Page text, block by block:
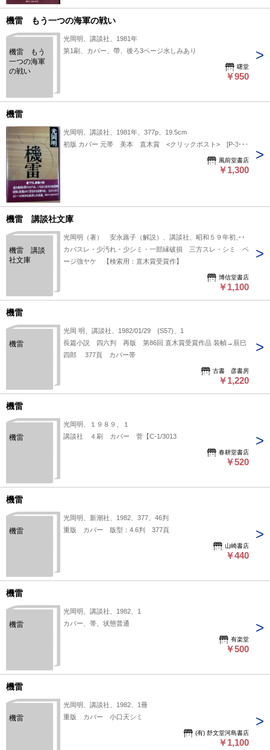
機雷 もう一つの海軍の戦い
機雷 もう
一つの海軍
の戦い
光岡明、講談社、1981年
第1刷、カバー、帶、後ろ3ページ水しみあり
曙堂
￥950
機雷
光岡明、講談社、1981年、377p、19.5cm
初版 カバー 元帯 美本 直木賞 <クリックポスト> [P-3]
風前堂書店
￥1,300
機雷 講談社文庫
機雷 講談
社文庫
光岡明（著） 安永蕗子（解説）、講談社、昭和５９年初、1
カバスレ・少汚れ・少シミ・一部縁破損 三方スレ・シミ ペ
ージ強ヤケ 【検索用：直木賞受賞作】
博信堂書店
￥1,100
機雷
機雷
光岡 明、講談社、1982/01/29 (S57)、1
長篇小説 四六判 再版 第86回 直木賞受賞作品 装幀→辰巳
四郎 377頁 カバー帯
古書 彦書房
￥1,220
機雷
機雷
光岡明、１９８９、１
講談社 ４刷 カバー 菅【C-1/3013
春耕堂書店
￥520
機雷
機雷
光岡明、新潮社、1982、377、46判
重版 カバー 版型：4.6判 377頁
山崎書店
￥440
機雷
機雷
光岡明、講談社、1982、1
カバー、帯、状態普通
有楽堂
￥500
機雷
機雷
光岡明、講談社、1982、1冊
重版 カバー 小口天シミ
(有) 舒文堂河島書店
￥1,100